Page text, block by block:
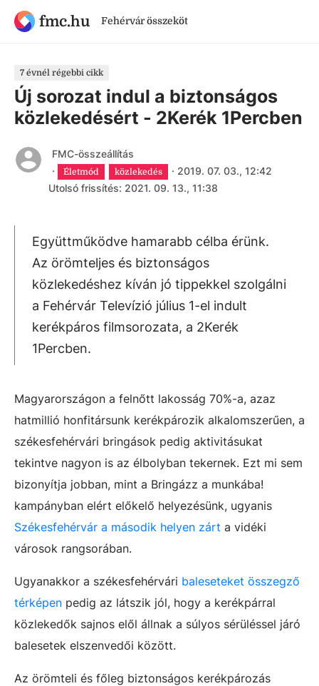
fmc.hu Fehérvár összeköt
7 évnél régebbi cikk
Új sorozat indul a biztonságos
közlekedésért - 2Kerék 1Percben
FMC-összeállítás
·
Életmód közlekedés · 2019. 07. 03., 12:42
Utolsó frissítés: 2021. 09. 13., 11:38
Együttműködve hamarabb célba érünk.
Az örömteljes és biztonságos
közlekedéshez kíván jó tippekkel szolgálni
a Fehérvár Televízió július 1-el indult
kerékpáros filmsorozata, a 2Kerék
1Percben.
Magyarországon a felnőtt lakosság 70%-a, azaz
hatmillió honfitársunk kerékpározik alkalomszerűen, a
székesfehérvári bringások pedig aktivitásukat
tekintve nagyon is az élbolyban tekernek. Ezt mi sem
bizonyítja jobban, mint a Bringázz a munkába!
kampányban elért előkelő helyezésünk, ugyanis
Székesfehérvár a második helyen zárt a vidéki
városok rangsorában.
Ugyanakkor a székesfehérvári baleseteket összegző
térképen pedig az látszik jól, hogy a kerékpárral
közlekedők sajnos elől állnak a súlyos sérüléssel járó
balesetek elszenvedői között.
Az örömteli és főleg biztonságos kerékpározás